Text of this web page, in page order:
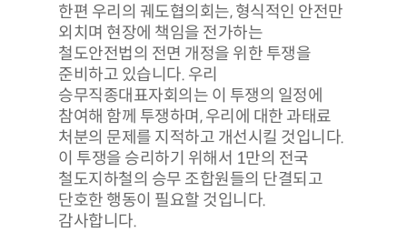
한편 우리의 궤도협의회는, 형식적인 안전만
외치며 현장에 책임을 전가하는
철도안전법의 전면 개정을 위한 투쟁을
준비하고 있습니다. 우리
승무직종대표자회의는 이 투쟁의 일정에
참여해 함께 투쟁하며, 우리에 대한 과태료
처분의 문제를 지적하고 개선시킬 것입니다.
이 투쟁을 승리하기 위해서 1만의 전국
철도지하철의 승무 조합원들의 단결되고
단호한 행동이 필요할 것입니다.
감사합니다.